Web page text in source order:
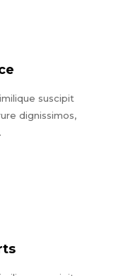
suscipit
dignissimos,